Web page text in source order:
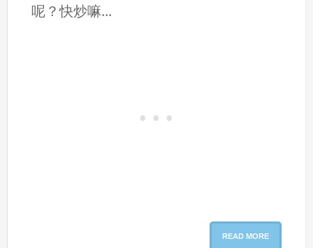
呢？快炒嘛...
READ MORE